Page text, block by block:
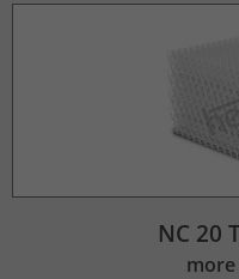
NC 20
Wird
zu